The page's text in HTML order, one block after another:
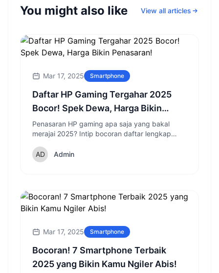
You might also like View all articles
Mar 17, 2025 Smartphone
Daftar HP Gaming Tergahar 2025
Bocor! Spek Dewa, Harga Bikin
Penasaran!
Penasaran HP gaming apa saja yang bakal
merajai 2025? Intip bocoran daftar lengkap
siap memanjakan gamer!
Admin
Mar 17, 2025 Smartphone
Bocoran! 7 Smartphone Terbaik
2025 yang Bikin Kamu Ngiler Abis!